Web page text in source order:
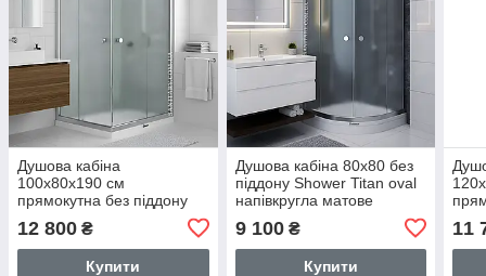
Душова кабіна
100х80х190 см
прямокутна без піддону
для душу матове скло 6
мм STN-230-6
12 800 ₴
Купити
Душова кабіна 80х80 без
піддону Shower Titan oval
напівкругла матове
розcувні двері TTN-003
9 100₴
Купити
11